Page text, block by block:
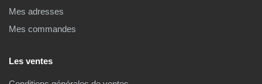
Mes adresses
Mes commandes
Les ventes